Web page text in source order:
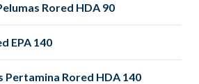
Rored HDA 90
EPA 140
Pertamina Rored HDA 140